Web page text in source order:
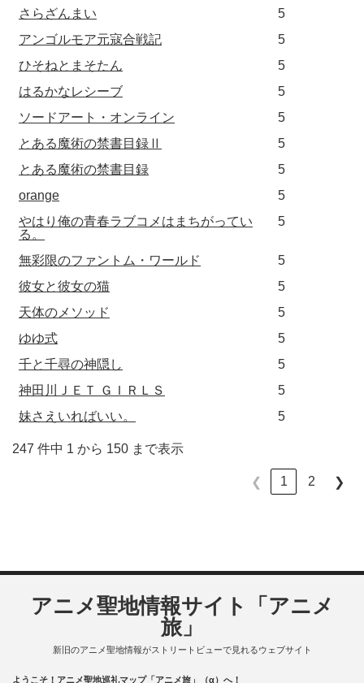
さらざんまい
5
アンゴルモア元寇合戦記
5
ひそねとまそたん
5
はるかなレシーブ
5
ソードアート・オンライン
5
とある魔術の禁書目録Ⅱ
5
とある魔術の禁書目録
5
orange
5
やはり俺の青春ラブコメはまちがってい
る。
5
無彩限のファントム・ワールド
5
彼女と彼女の猫
5
天体のメソッド
5
ゆゆ式
5
千と千尋の神隠し
5
神田川ＪＥＴ ＧＩＲＬＳ
5
妹さえいればいい。
5
247 件中 1 から 150 まで表示
❮ 1 2 ❯
アニメ聖地情報サイト「アニメ
旅」
新旧のアニメ聖地情報がストリートビューで見れるウェブサイト
ようこそ！アニメ聖地巡礼マップ「アニメ旅」（α）へ！